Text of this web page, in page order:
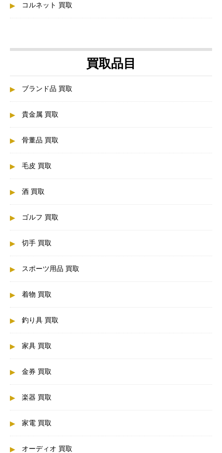
コルネット 買取
買取品目
ブランド品 買取
貴金属 買取
骨董品 買取
毛皮 買取
酒 買取
ゴルフ 買取
切手 買取
スポーツ用品 買取
着物 買取
釣り具 買取
家具 買取
金券 買取
楽器 買取
家電 買取
オーディオ 買取